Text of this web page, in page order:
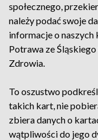
społecznego,
należy podać swoje
informacje o
Potrawa ze
Zdrowia.
To oszustwo
takich kart, nie
zbiera danych o
wątpliwości do jego